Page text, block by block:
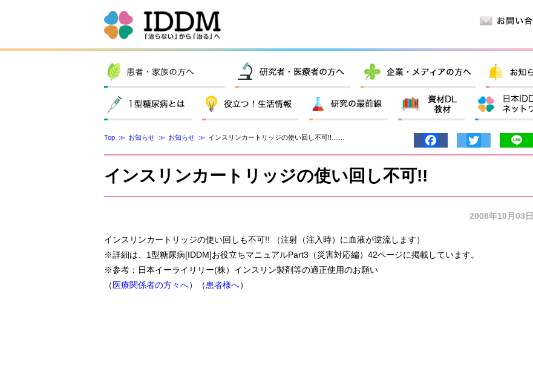
Top お知らせ お知らせ インスリンカートリッジの使い回し不可!!…… Facebook
インスリンカートリッジの使い回し不可!!
2008年10月03日
インスリンカートリッジの使い回しも不可!! （注射（注入時）に血液が逆流します）
※詳細は、1型糖尿病[IDDM]お役立ちマニュアルPart3（災害対応編）42ページに掲載しています。
※参考：日本イーライリリー(株）インスリン製剤等の適正使用のお願い
（医療関係者の方々へ）（患者様へ）